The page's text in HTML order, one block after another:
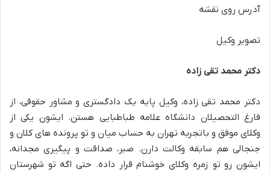
آدرس روی نقشه
تصویر وکیل
دکتر محمد تقی زاده
دکتر محمد تقی زاده، وکیل پایه یک دادگستری و مشاور حقوقی، از
فارغ التحصیلان دانشگاه علامه طباطبایی هستن. ایشون یکی از
وکلای موفق و باتجربه تهران به حساب میان و تو پرونده های کلان و
جنجالی هم سابقه وکالت دارن. صبر، صداقت و پیگیری مجدانه،
ایشون رو تو زمره وکلای خوشنام قرار داده. حتی اگه تو شهرستان